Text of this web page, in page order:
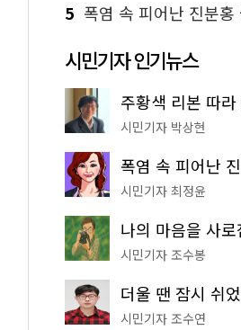
5 폭염 속 피어난 진분홍 물결! 국립중
시민기자 인기뉴스
시민기자 박상현
시민기자 최정윤
시민기자 조수봉
시민기자 조수연